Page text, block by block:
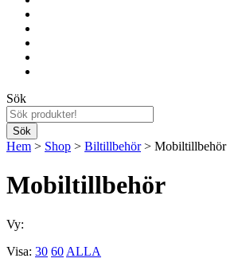
Sök
Hem > Shop > Biltillbehör> Mobiltillbehör
Mobiltillbehör
Vy:
Visa: 30 60 ALLA